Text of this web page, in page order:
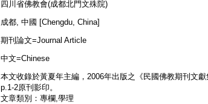
四川省佛教會(成都北門文殊院)
成都, 中國 [Chengdu, China]
期刊論文=Journal Article
中文=Chinese
本文收錄於黃夏年主編，2006年出版之《民國佛教期刊文
p.1-2原刊影印。
文章類別：專欄,學理